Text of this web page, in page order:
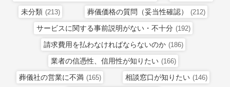
未分類 (213) 葬儀価格の質問（妥当性確認） (212)
サービスに関する事前説明がない・不十分 (192)
請求費用を払わなければならないのか (186)
業者の信憑性、信用性が知りたい (166)
葬儀社の営業に不満 (165) 相談窓口が知りたい (146)